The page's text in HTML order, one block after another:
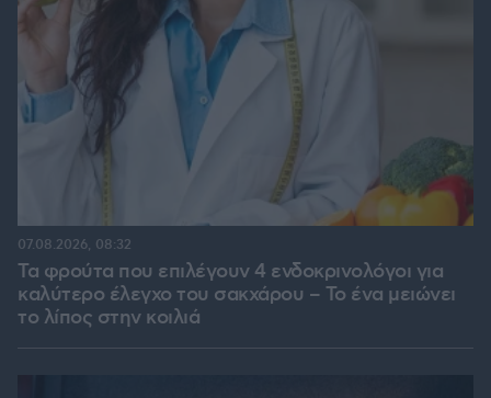
Τα φρούτα που επιλέγουν 4 ενδοκρινολόγοι για
καλύτερο έλεγχο του σακχάρου – Το ένα μειώνει
το λίπος στην κοιλιά
07.08.2026, 08:32